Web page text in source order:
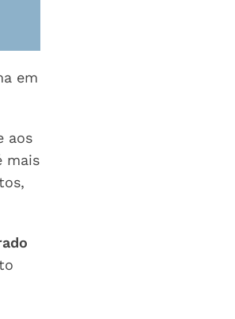
em
aos
mais